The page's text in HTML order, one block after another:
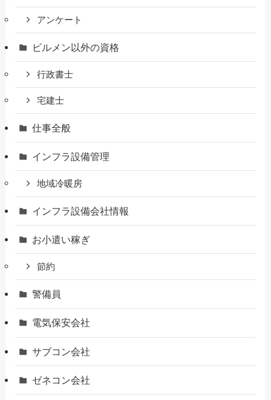
アンケート
ビルメン以外の資格
行政書士
宅建士
仕事全般
インフラ設備管理
地域冷暖房
インフラ設備会社情報
お小遣い稼ぎ
節約
警備員
電気保安会社
サブコン会社
ゼネコン会社